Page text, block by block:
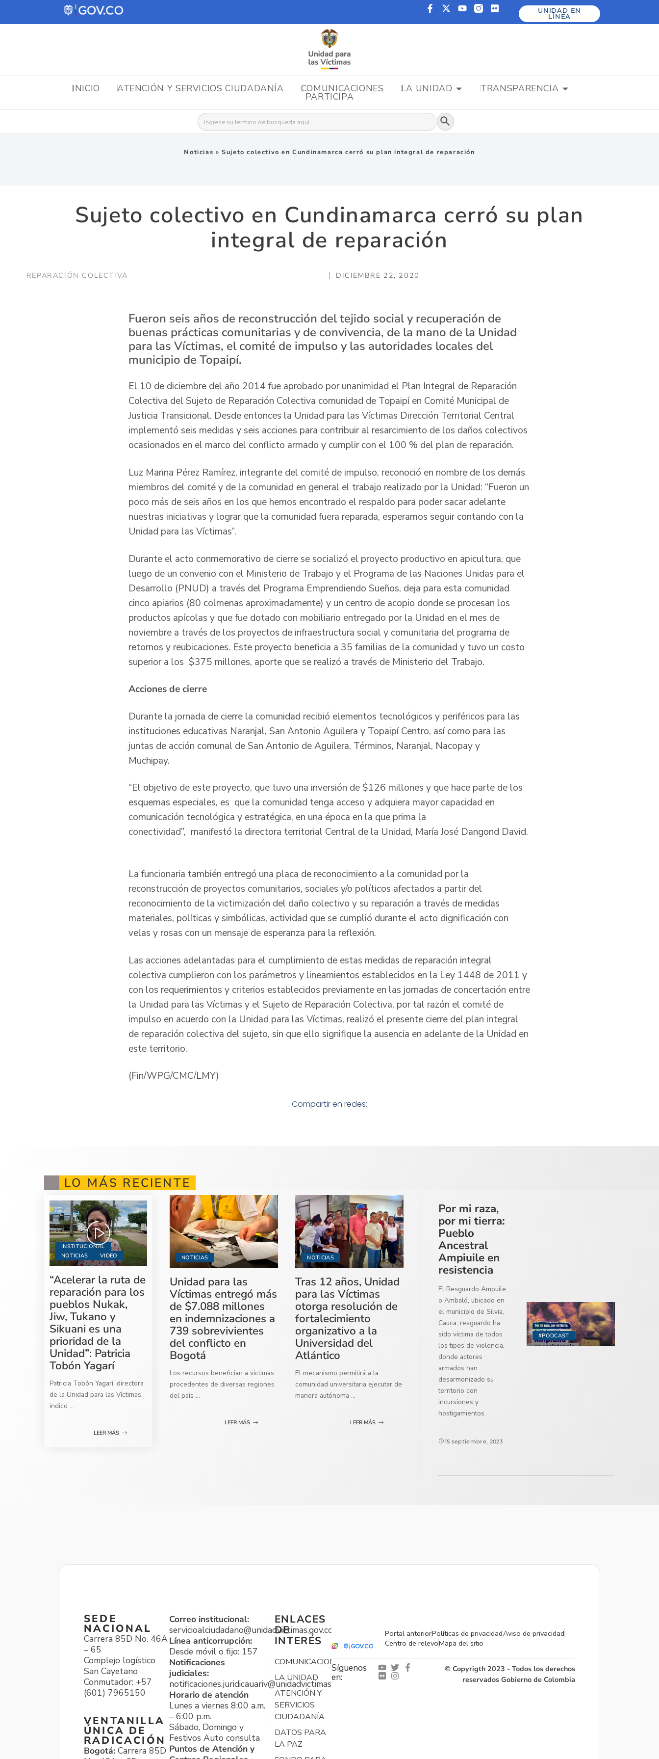
UNIDAD EN
LÍNEA
INICIO ATENCIÓN Y SERVICIOS CIUDADANÍA COMUNICACIONES LA UNIDAD TRANSPARENCIA
PARTICIPA
Buscar: Botón de búsqueda
Noticias »Sujeto colectivo en Cundinamarca cerró su plan integral de reparación
Sujeto colectivo en Cundinamarca cerró su plan
integral de reparación
REPARACIÓN COLECTIVA DICIEMBRE 22, 2020
Fueron seis años de reconstrucción del tejido social y recuperación de
buenas prácticas comunitarias y de convivencia, de la mano de la Unidad
para las Víctimas, el comité de impulso y las autoridades locales del
municipio de Topaipí.
El 10 de diciembre del año 2014 fue aprobado por unanimidad el Plan Integral de Reparación
Colectiva del Sujeto de Reparación Colectiva comunidad de Topaipí en Comité Municipal de
Justicia Transicional. Desde entonces la Unidad para las Víctimas Dirección Territorial Central
implementó seis medidas y seis acciones para contribuir al resarcimiento de los daños colectivos
ocasionados en el marco del conflicto armado y cumplir con el 100 % del plan de reparación.
Luz Marina Pérez Ramírez, integrante del comité de impulso, reconoció en nombre de los demás
miembros del comité y de la comunidad en general el trabajo realizado por la Unidad: “Fueron un
poco más de seis años en los que hemos encontrado el respaldo para poder sacar adelante
nuestras iniciativas y lograr que la comunidad fuera reparada, esperamos seguir contando con la
Unidad para las Víctimas”.
Durante el acto conmemorativo de cierre se socializó el proyecto productivo en apicultura, que
luego de un convenio con el Ministerio de Trabajo y el Programa de las Naciones Unidas para el
Desarrollo (PNUD) a través del Programa Emprendiendo Sueños, deja para esta comunidad
cinco apiarios (80 colmenas aproximadamente) y un centro de acopio donde se procesan los
productos apícolas y que fue dotado con mobiliario entregado por la Unidad en el mes de
noviembre a través de los proyectos de infraestructura social y comunitaria del programa de
retornos y reubicaciones. Este proyecto beneficia a 35 familias de la comunidad y tuvo un costo
superior a los $375 millones, aporte que se realizó a través de Ministerio del Trabajo.
Acciones de cierre
Durante la jornada de cierre la comunidad recibió elementos tecnológicos y periféricos para las
instituciones educativas Naranjal, San Antonio Aguilera y Topaipí Centro, así como para las
juntas de acción comunal de San Antonio de Aguilera, Términos, Naranjal, Nacopay y
Muchipay.
“El objetivo de este proyecto, que tuvo una inversión de $126 millones y que hace parte de los
esquemas especiales, es que la comunidad tenga acceso y adquiera mayor capacidad en
comunicación tecnológica y estratégica, en una época en la que prima la
conectividad”, manifestó la directora territorial Central de la Unidad, María José Dangond David.
La funcionaria también entregó una placa de reconocimiento a la comunidad por la
reconstrucción de proyectos comunitarios, sociales y/o políticos afectados a partir del
reconocimiento de la victimización del daño colectivo y su reparación a través de medidas
materiales, políticas y simbólicas, actividad que se cumplió durante el acto dignificación con
velas y rosas con un mensaje de esperanza para la reflexión.
Las acciones adelantadas para el cumplimiento de estas medidas de reparación integral
colectiva cumplieron con los parámetros y lineamientos establecidos en la Ley 1448 de 2011 y
con los requerimientos y criterios establecidos previamente en las jornadas de concertación entre
la Unidad para las Víctimas y el Sujeto de Reparación Colectiva, por tal razón el comité de
impulso en acuerdo con la Unidad para las Víctimas, realizó el presente cierre del plan integral
de reparación colectiva del sujeto, sin que ello signifique la ausencia en adelante de la Unidad en
este territorio.
(Fin/WPG/CMC/LMY)
Compartir en redes:
LO MÁS RECIENTE
INSTITUCIONAL
NOTICIAS
VIDEO
“Acelerar la ruta de
reparación para los
pueblos Nukak,
Jiw, Tukano y
Sikuani es una
prioridad de la
Unidad”: Patricia
Tobón Yagarí
Patricia Tobón Yagarí, directora
de la Unidad para las Víctimas,
indicó ...
LEER MÁS
NOTICIAS
Unidad para las
Víctimas entregó más
de $7.088 millones
en indemnizaciones a
739 sobrevivientes
del conflicto en
Bogotá
Los recursos benefician a víctimas
procedentes de diversas regiones
del país ...
LEER MÁS
NOTICIAS
Tras 12 años, Unidad
para las Víctimas
otorga resolución de
fortalecimiento
organizativo a la
Universidad del
Atlántico
El mecanismo permitirá a la
comunidad universitaria ejecutar de
manera autónoma ...
LEER MÁS
#PODCAST
Por mi raza,
por mi tierra:
Pueblo
Ancestral
Ampiuile en
resistencia
El Resguardo Ampuile
o Ambaló, ubicado en
el municipio de Silvia,
Cauca, resguardo ha
sido víctima de todos
los tipos de violencia,
donde actores
armados han
desarmonizado su
territorio con
incursiones y
hostigamientos.
15 septiembre, 2023
SEDE
NACIONAL
Carrera 85D No. 46A
– 65
Complejo logístico
San Cayetano
Conmutador: +57
(601) 7965150
VENTANILLA
ÚNICA DE
RADICACIÓN
Bogotá: Carrera 85D
Correo institucional:
servicioalciudadano@unidadvictimas.gov.co
Línea anticorrupción:
Desde móvil o fijo: 157
Notificaciones
judiciales:
notificaciones.juridicauariv@unidadvictimas.gov.co
Horario de atención
Lunes a viernes 8:00 a.m.
– 6:00 p.m.
Sábado, Domingo y
Festivos Auto consulta
Puntos de Atención y
ENLACES
DE
INTERÉS
COMUNICACIONES
LA UNIDAD
ATENCIÓN Y
SERVICIOS
CIUDADANÍA
DATOS PARA
LA PAZ
Portal anteriorPolíticas de privacidadAviso de privacidad
Centro de relevoMapa del sitio
Síguenos
en:
© Copyrigth 2023 - Todos los derechos
reservados Gobierno de Colombia